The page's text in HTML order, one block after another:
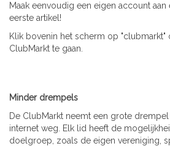
Maak eenvoudig een eigen account
eerste artikel!
Klik bovenin het scherm op "clubmarkt"
ClubMarkt te gaan.
Minder drempels
De ClubMarkt neemt een grote
internet weg. Elk lid heeft de
doelgroep, zoals de eigen vereniging,